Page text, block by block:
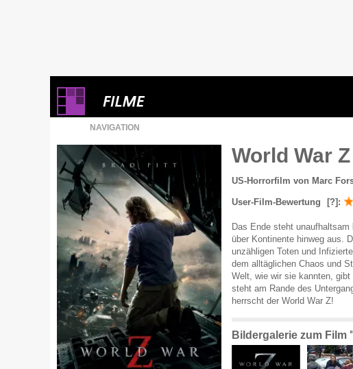
NAVIGATION
World War Z
US-Horrorfilm von Marc
User-Film-Bewertung [?] :
Das Ende steht
über Kontinente hinweg aus.
unzähligen Toten und
dem alltäglichen Chaos und
Welt, wie wir sie kannten,
steht am Rande des
herrscht der World War Z!
Bildergalerie zum Film